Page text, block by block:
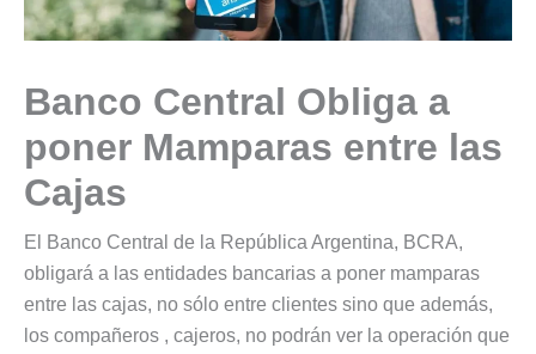
Banco Central Obliga a
poner Mamparas entre las
Cajas
El Banco Central de la República Argentina, BCRA,
obligará a las entidades bancarias a poner mamparas
entre las cajas, no sólo entre clientes sino que además,
los compañeros , cajeros, no podrán ver la operación que